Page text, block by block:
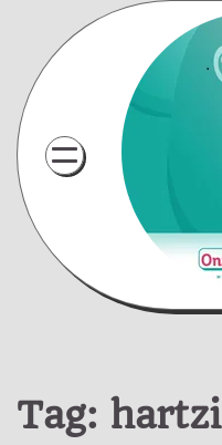
content
Tag: